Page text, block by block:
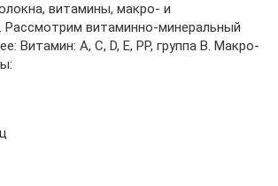
витамины, макро- и
витаминно-минеральный
Витамин: А, С, D, E, PP, группа В. Макро-